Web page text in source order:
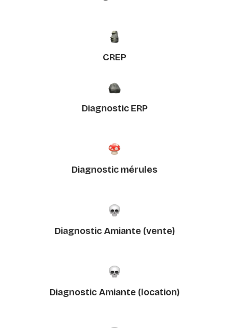
CREP
Diagnostic ERP
Diagnostic mérules
Diagnostic Amiante (vente)
Diagnostic Amiante (location)